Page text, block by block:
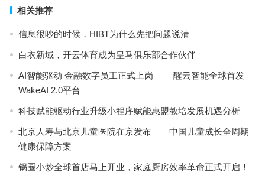
相关推荐
信息很吵的时候，HIBT为什么先把问题说清
白衣新域，开云体育成为皇马俱乐部合作伙伴
AI智能驱动 金融数字员工正式上岗 ——醒云智能全球首发
WakeAI 2.0平台
科技赋能驱动行业升级小程序赋能惠盟教培发展机遇分析
北京人寿与北京儿童医院在京发布——中国儿童成长全周期
健康保障方案
锅圈小炒全球首店马上开业，家庭厨房效率革命正式开启！